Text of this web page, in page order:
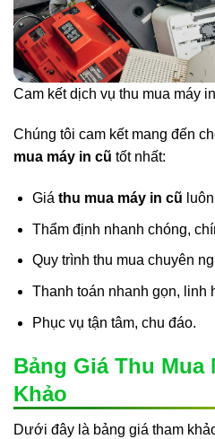
Cam kết dịch vụ thu mua máy
Chúng tôi cam kết mang đến
mua máy in cũ tốt nhất:
Giá thu mua máy in cũ
Thẩm định nhanh chóng,
Quy trình thu mua chuyên
Thanh toán nhanh gọn, linh
Phục vụ tận tâm, chu đáo.
Bảng Giá Thu Mua
Khảo
Dưới đây là bảng giá tham